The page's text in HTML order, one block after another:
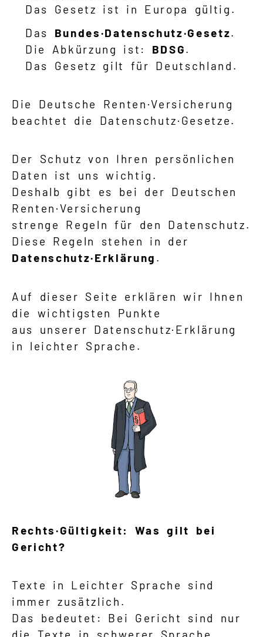
Das Gesetz ist in Europa gültig.
Das Bundes·Datenschutz·Gesetz.
Die Abkürzung ist: BDSG.
Das Gesetz gilt für Deutschland.
Die Deutsche Renten·Versicherung
beachtet die Datenschutz·Gesetze.
Der Schutz von Ihren persönlichen
Daten ist uns wichtig.
Deshalb gibt es bei der Deutschen
Renten·Versicherung
strenge Regeln für den Datenschutz.
Diese Regeln stehen in der
Datenschutz·Erklärung .
Auf dieser Seite erklären wir Ihnen
die wichtigsten Punkte
aus unserer Datenschutz·Erklärung
in leichter Sprache.
Rechts·Gültigkeit: Was gilt bei
Gericht?
Texte in Leichter Sprache sind
immer zusätzlich.
Das bedeutet: Bei Gericht sind nur